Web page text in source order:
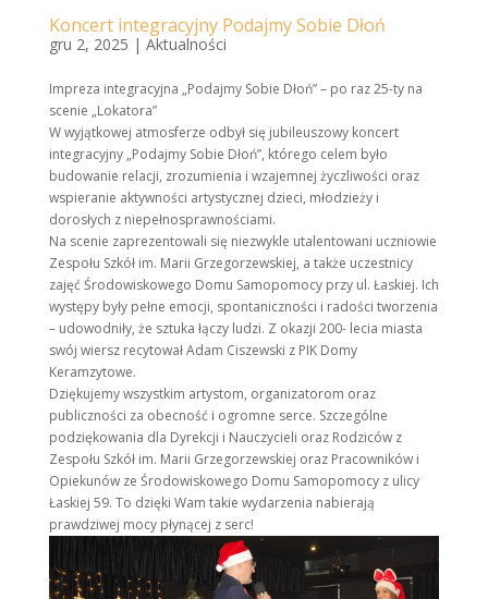
Koncert integracyjny Podajmy Sobie Dłoń
gru 2, 2025 | Aktualności
Impreza integracyjna „Podajmy Sobie Dłoń” – po raz 25-ty na
scenie „Lokatora”
W wyjątkowej atmosferze odbył się jubileuszowy koncert
integracyjny „Podajmy Sobie Dłoń”, którego celem było
budowanie relacji, zrozumienia i wzajemnej życzliwości oraz
wspieranie aktywności artystycznej dzieci, młodzieży i
dorosłych z niepełnosprawnościami.
Na scenie zaprezentowali się niezwykle utalentowani uczniowie
Zespołu Szkół im. Marii Grzegorzewskiej, a także uczestnicy
zajęć Środowiskowego Domu Samopomocy przy ul. Łaskiej. Ich
występy były pełne emocji, spontaniczności i radości tworzenia
– udowodniły, że sztuka łączy ludzi. Z okazji 200- lecia miasta
swój wiersz recytował Adam Ciszewski z PIK Domy
Keramzytowe.
Dziękujemy wszystkim artystom, organizatorom oraz
publiczności za obecność i ogromne serce. Szczególne
podziękowania dla Dyrekcji i Nauczycieli oraz Rodziców z
Zespołu Szkół im. Marii Grzegorzewskiej oraz Pracowników i
Opiekunów ze Środowiskowego Domu Samopomocy z ulicy
Łaskiej 59. To dzięki Wam takie wydarzenia nabierają
prawdziwej mocy płynącej z serc!